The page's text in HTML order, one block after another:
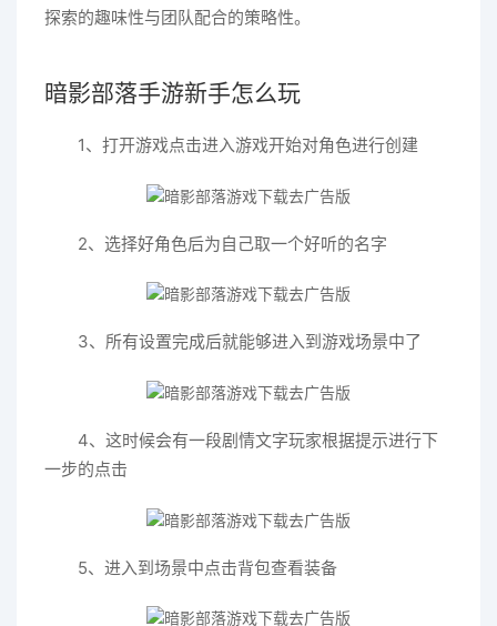
探索的趣味性与团队配合的策略性。
暗影部落手游新手怎么玩
1、打开游戏点击进入游戏开始对角色进行创建
2、选择好角色后为自己取一个好听的名字
3、所有设置完成后就能够进入到游戏场景中了
4、这时候会有一段剧情文字玩家根据提示进行下
一步的点击
5、进入到场景中点击背包查看装备